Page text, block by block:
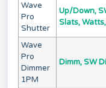
Wave
Pro
Shutter
Up/Down,
Slats,
Wave
Pro
Dimmer
1PM
Dimm, SW